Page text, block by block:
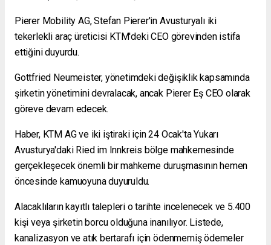
Pierer Mobility AG, Stefan Pierer'in Avusturyalı iki
tekerlekli araç üreticisi KTM'deki CEO görevinden istifa
ettiğini duyurdu.
Gottfried Neumeister, yönetimdeki değişiklik kapsamında
şirketin yönetimini devralacak, ancak Pierer Eş CEO olarak
göreve devam edecek.
Haber, KTM AG ve iki iştiraki için 24 Ocak'ta Yukarı
Avusturya'daki Ried im Innkreis bölge mahkemesinde
gerçekleşecek önemli bir mahkeme duruşmasının hemen
öncesinde kamuoyuna duyuruldu.
Alacaklıların kayıtlı talepleri o tarihte incelenecek ve 5.400
kişi veya şirketin borcu olduğuna inanılıyor. Listede,
kanalizasyon ve atık bertarafı için ödenmemiş ödemeler